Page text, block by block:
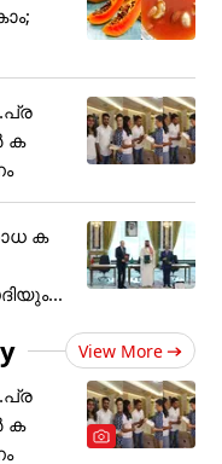
ക
ക
View More
ക